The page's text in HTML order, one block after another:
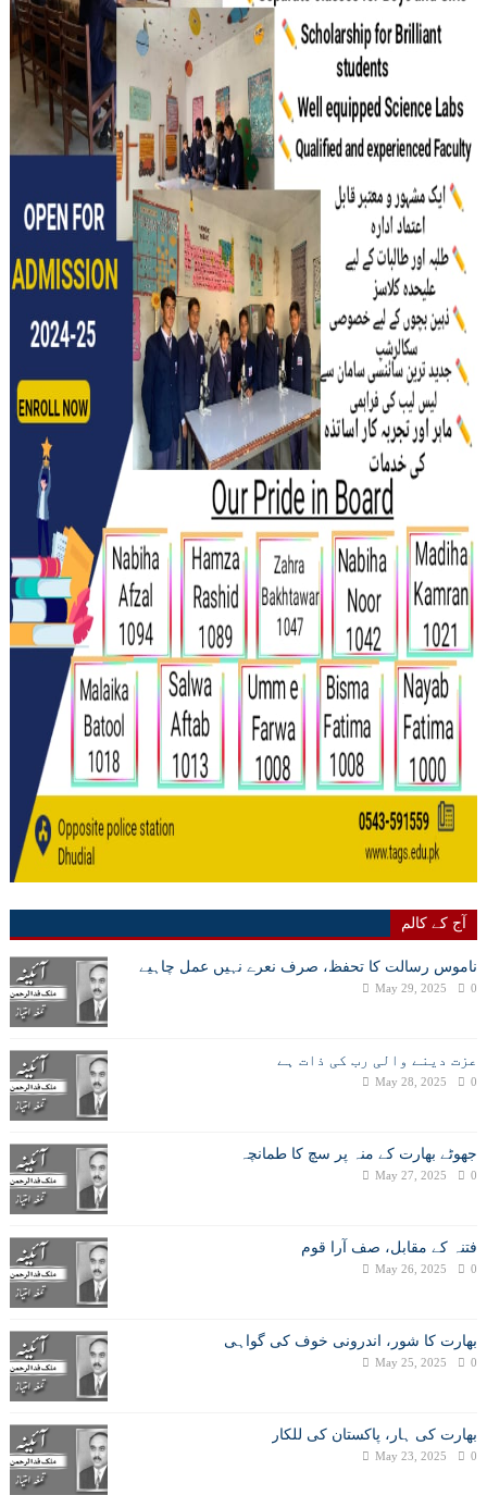
آج کے کالم
ناموس رسالت کا تحفظ، صرف نعرے نہیں عمل چاہیے
May 29, 2025 0
عزت دینے والی رب کی ذات ہے
May 28, 2025 0
جھوٹے بھارت کے منہ پر سچ کا طمانچہ
May 27, 2025 0
فتنہ کے مقابل، صف آرا قوم
May 26, 2025 0
بھارت کا شور، اندرونی خوف کی گواہی
May 25, 2025 0
بھارت کی ہار، پاکستان کی للکار
May 23, 2025 0